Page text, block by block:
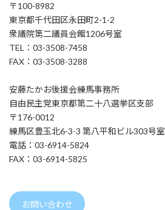
〒100-8982
東京都千代田区永田町2-1-2
衆議院第二議員会館1206号室
TEL：03-3508-7458
FAX：03-3508-3288
安藤たかお後援会練馬事務所
自由民主党東京都第二十八選挙区支部
〒176-0012
練馬区豊玉北6-3-3 第八平和ビル303号室
電話：03-6914-5824
FAX：03-6914-5825
お問い合わせ